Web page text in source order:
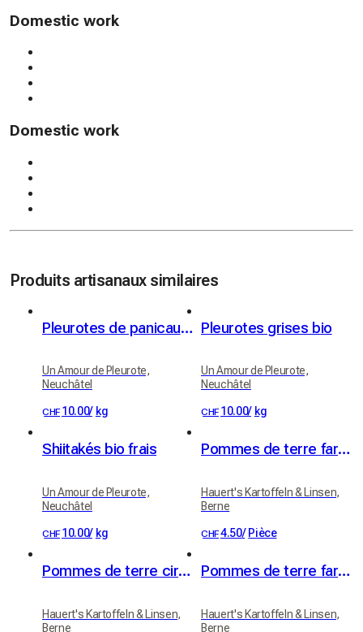
Domestic work
Domestic work
Produits artisanaux similaires
Pleurotes de panicaut (Eryngii)
Un Amour de Pleurote,
Neuchâtel
CHF 10.00/ kg
Pleurotes grises bio
Un Amour de Pleurote,
Neuchâtel
CHF 10.00/ kg
Shiitakés bio frais
Un Amour de Pleurote,
Neuchâtel
CHF 10.00/ kg
Pommes de terre farineuses (variété Victoria)
Hauert's Kartoffeln & Linsen,
Berne
CHF4.50/ Pièce
Pommes de terre cireuses (variété Erika)
Hauert's Kartoffeln & Linsen,
Berne
Pommes de terre farineuses 20kg
Hauert's Kartoffeln & Linsen,
Berne